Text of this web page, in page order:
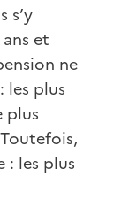
s’y
et
ne
les plus
plus
: les plus